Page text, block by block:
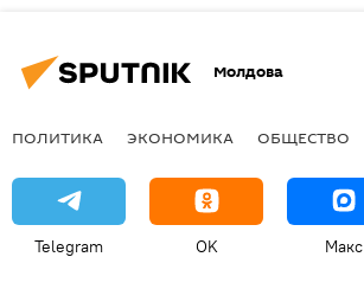
Молдова
ПОЛИТИКА ЭКОНОМИКА ОБЩЕСТВО
Telegram OK Макс